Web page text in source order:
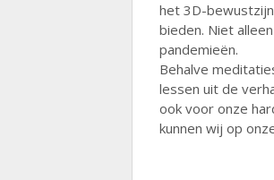
het 3D-
bieden. Niet
pandemieën.
Behalve
lessen uit de
ook voor onze
kunnen wij op